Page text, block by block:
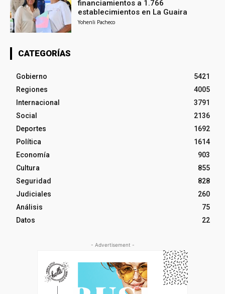
financiamientos a 1.766
establecimientos en La Guaira
Yohenli Pacheco
CATEGORÍAS
Gobierno
5421
Regiones
4005
Internacional
3791
Social
2136
Deportes
1692
Política
1614
Economía
903
Cultura
855
Seguridad
828
Judiciales
260
Análisis
75
Datos
22
- Advertisement -